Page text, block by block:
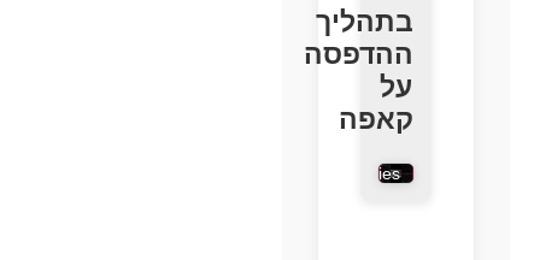
בתהליך
ההדפסה
על
קאפה
Click
to
accept
cookies